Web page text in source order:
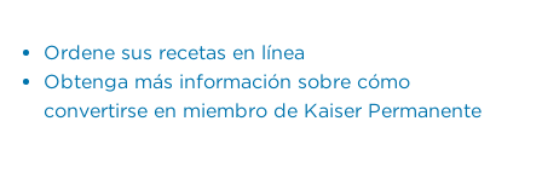
Ordene sus recetas en línea
Obtenga más información sobre cómo
convertirse en miembro de Kaiser Permanente